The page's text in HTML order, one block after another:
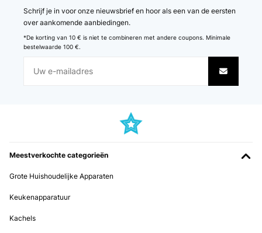
Schrijf je in voor onze nieuwsbrief en hoor als een van de eersten
over aankomende aanbiedingen.
*De korting van 10 € is niet te combineren met andere coupons. Minimale
bestelwaarde 100 €.
Meestverkochte categorieën
Grote Huishoudelijke Apparaten
Keukenapparatuur
Kachels